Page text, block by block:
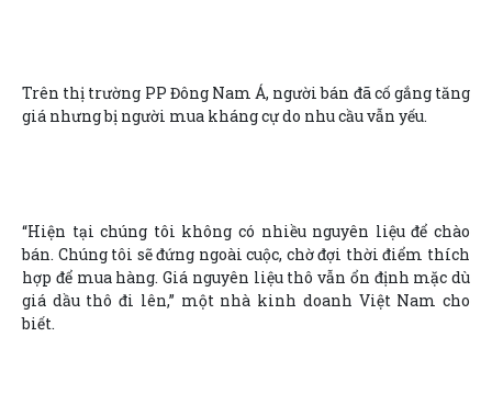
Trên thị trường PP Đông Nam Á, người bán đã cố gắng tăng
giá nhưng bị người mua kháng cự do nhu cầu vẫn yếu.
“Hiện tại chúng tôi không có nhiều nguyên liệu để chào
bán. Chúng tôi sẽ đứng ngoài cuộc, chờ đợi thời điểm thích
hợp để mua hàng. Giá nguyên liệu thô vẫn ổn định mặc dù
giá dầu thô đi lên,” một nhà kinh doanh Việt Nam cho
biết.